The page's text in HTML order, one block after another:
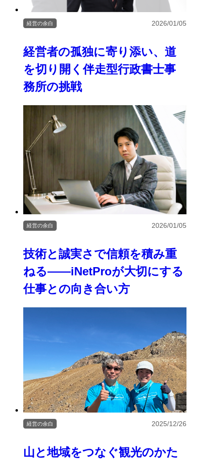
経営者の孤独に寄り添い、道
を切り開く伴走型行政書士事
務所の挑戦
経営の余白 2026/01/05
技術と誠実さで信頼を積み重
ねる――iNetProが大切にする
仕事との向き合い方
経営の余白 2026/01/05
山と地域をつなぐ観光のかた
経営の余白 2025/12/26